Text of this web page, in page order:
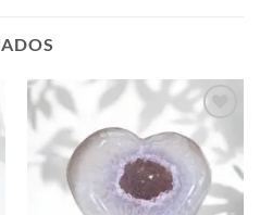
Añadir
a la
lista de
deseos